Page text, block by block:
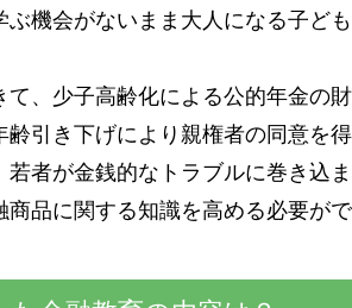
機会がないまま大人になる子ど
て、少子高齢化による公的年金の
齢引き下げにより親権者の同意を
若者が金銭的なトラブルに巻き込
品に関する知識を高める必要がで